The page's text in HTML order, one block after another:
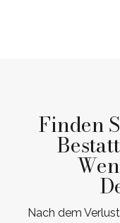
Finden
Nach dem